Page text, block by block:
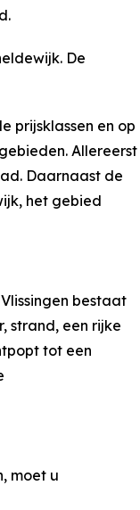
De
prijsklassen en op
Allereerst
Daarnaast de
het gebied
bestaat
strand, een rijke
tot een
moet u